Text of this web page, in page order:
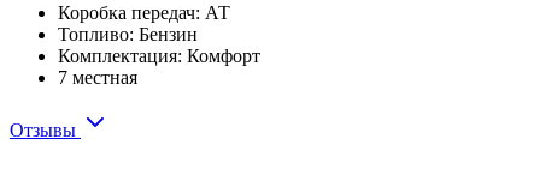
Коробка передач: АТ
Топливо: Бензин
Комплектация: Комфорт
7 местная
Отзывы